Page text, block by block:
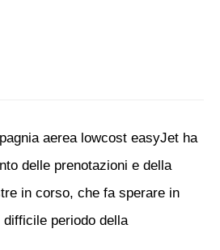
aerea lowcost easyJet ha
delle prenotazioni e della
in corso, che fa sperare in
periodo della